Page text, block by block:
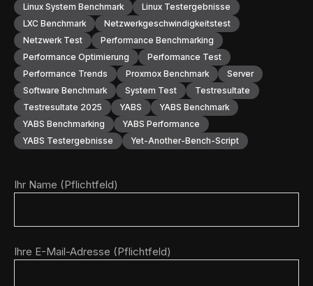
Linux System Benchmark
Linux Testergebnisse
LXC Benchmark
Netzwerkgeschwindigkeitstest
Netzwerk Test
Performance Benchmarking
Performance Optimierung
Performance Test
Performance Trends
Proxmox Benchmark
Server
Software Benchmark
System Test
Testresultate
Testresultate 2025
YABS
YABS Benchmark
YABS Benchmarking
YABS Performance
YABS Testergebnisse
Yet-Another-Bench-Script
Ihr Name (Pflichtfeld)
Ihre E-Mail-Adresse (Pflichtfeld)